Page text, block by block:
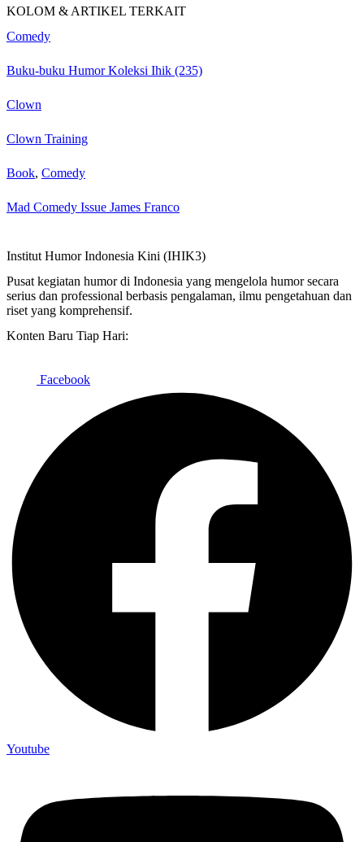
KOLOM & ARTIKEL TERKAIT
Comedy
Buku-buku Humor Koleksi Ihik (235)
Clown
Clown Training
Book, Comedy
Mad Comedy Issue James Franco
Institut Humor Indonesia Kini (IHIK3)
Pusat kegiatan humor di Indonesia yang mengelola humor secara
serius dan professional berbasis pengalaman, ilmu pengetahuan dan
riset yang komprehensif.
Konten Baru Tiap Hari:
Facebook
Youtube